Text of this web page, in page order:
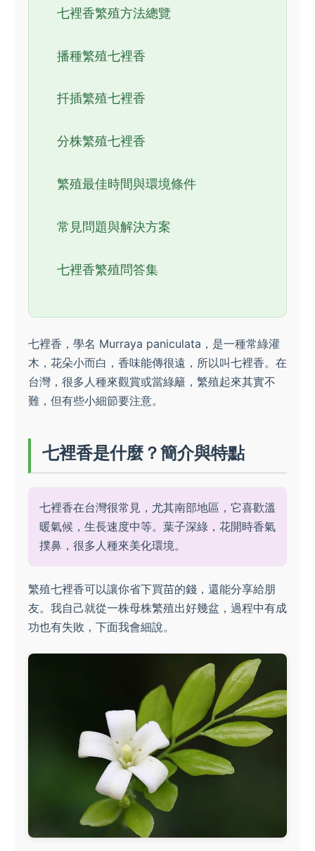
七裡香繁殖方法總覽
播種繁殖七裡香
扦插繁殖七裡香
分株繁殖七裡香
繁殖最佳時間與環境條件
常見問題與解決方案
七裡香繁殖問答集
七裡香，學名 Murraya paniculata，是一種常綠灌
木，花朵小而白，香味能傳很遠，所以叫七裡香。在
台灣，很多人種來觀賞或當綠籬，繁殖起來其實不
難，但有些小細節要注意。
七裡香是什麼？簡介與特點
七裡香在台灣很常見，尤其南部地區，它喜歡溫
暖氣候，生長速度中等。葉子深綠，花開時香氣
撲鼻，很多人種來美化環境。
繁殖七裡香可以讓你省下買苗的錢，還能分享給朋
友。我自己就從一株母株繁殖出好幾盆，過程中有成
功也有失敗，下面我會細說。